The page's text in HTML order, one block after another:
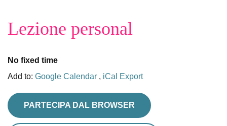
Lezione personal
No fixed time
Add to: Google Calendar , iCal Export
PARTECIPA DAL BROWSER